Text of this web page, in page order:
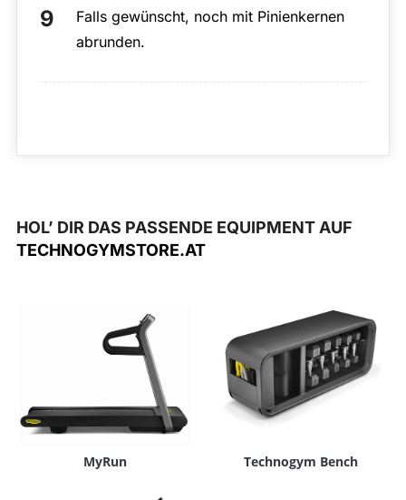
Falls gewünscht, noch mit Pinienkernen
abrunden.
HOL’ DIR DAS PASSENDE EQUIPMENT AUF
TECHNOGYMSTORE.AT
MyRun Technogym Bench